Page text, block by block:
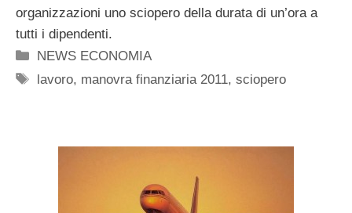
organizzazioni uno sciopero della durata di un’ora a
tutti i dipendenti.
Categorie
NEWS ECONOMIA
Tag
lavoro, manovra finanziaria 2011,sciopero